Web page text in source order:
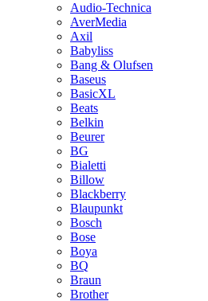
Audio-Technica
AverMedia
Axil
Babyliss
Bang & Olufsen
Baseus
BasicXL
Beats
Belkin
Beurer
BG
Bialetti
Billow
Blackberry
Blaupunkt
Bosch
Bose
Boya
BQ
Braun
Brother